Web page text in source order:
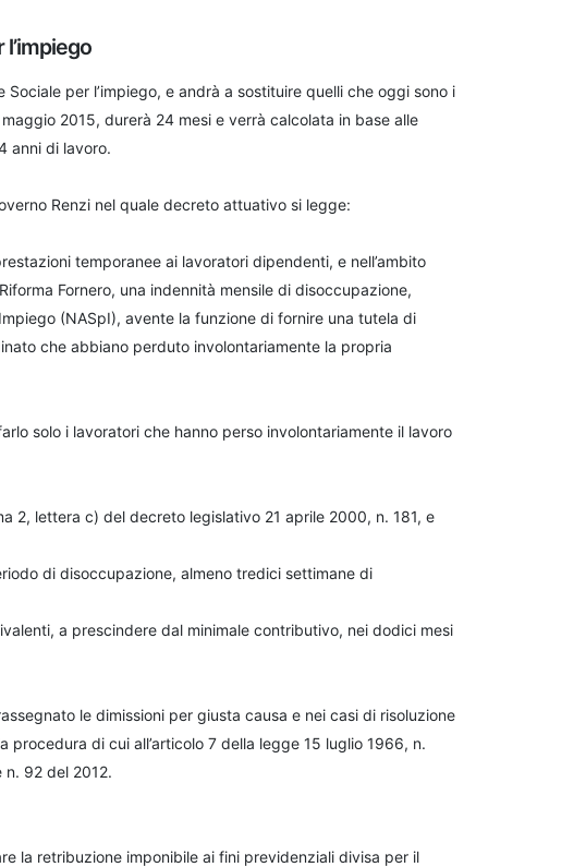
per l’impiego, e andrà a sostituire quelli che oggi sono i
2015, durerà 24 mesi e verrà calcolata in base alle
anni di lavoro.
Renzi nel quale decreto attuativo si legge:
temporanee ai lavoratori dipendenti, e nell’ambito
Fornero, una indennità mensile di disoccupazione,
(NASpI), avente la funzione di fornire una tutela di
che abbiano perduto involontariamente la propria
solo i lavoratori che hanno perso involontariamente il lavoro
2, lettera c) del decreto legislativo 21 aprile 2000, n. 181, e
di disoccupazione, almeno tredici settimane di
a prescindere dal minimale contributivo, nei dodici mesi
le dimissioni per giusta causa e nei casi di risoluzione
di cui all’articolo 7 della legge 15 luglio 1966, n.
n. 92 del 2012.
la retribuzione imponibile ai fini previdenziali divisa per il